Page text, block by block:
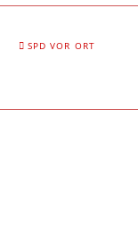
SPD VOR ORT